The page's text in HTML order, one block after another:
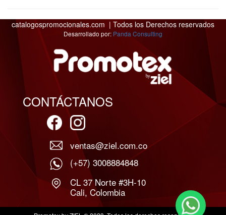
catalogospromocionales.com | Todos los Derechos reservados
Desarrollado por: Panda Consulting
CONTÁCTANOS
ventas@ziel.com.co
(+57) 3008884848
CL 37 Norte #3H-10
Cali, Colombia